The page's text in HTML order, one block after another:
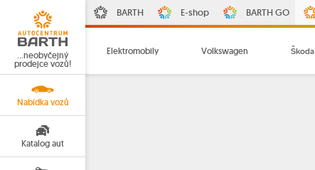
…neobyčejný
prodejce vozů!
Nabídka vozů
Katalog aut
BARTH E-shop BARTH GO
Elektromobily Volkswagen Škoda